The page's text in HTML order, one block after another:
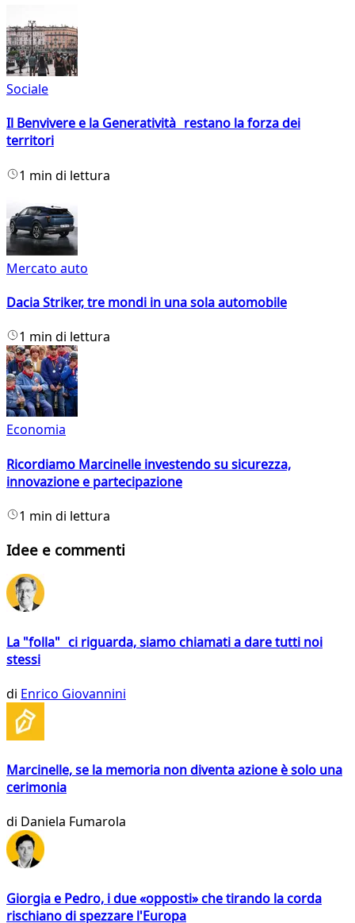
Sociale
Il Benvivere e la Generatività restano la forza dei
territori
1 min di lettura
Mercato auto
Dacia Striker, tre mondi in una sola automobile
1 min di lettura
Economia
Ricordiamo Marcinelle investendo su sicurezza,
innovazione e partecipazione
1 min di lettura
Idee e commenti
La "folla" ci riguarda, siamo chiamati a dare tutti noi
stessi
di Enrico Giovannini
Marcinelle, se la memoria non diventa azione è solo una
cerimonia
di Daniela Fumarola
Giorgia e Pedro, i due «opposti» che tirando la corda
rischiano di spezzare l'Europa